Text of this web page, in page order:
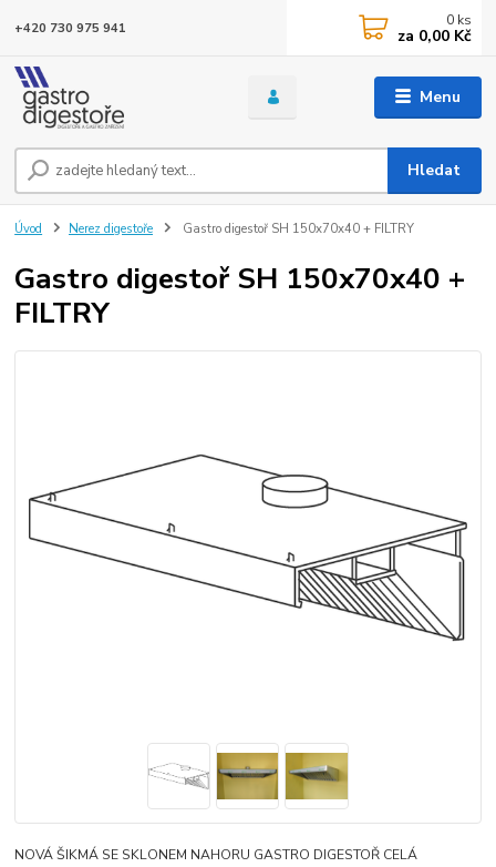
Menu
Hledat
+420 730 975 941 0 ks
za 0,00 Kč
Úvod Nerez digestoře Gastro digestoř SH 150x70x40 + FILTRY
Gastro digestoř SH 150x70x40 +
FILTRY
NOVÁ ŠIKMÁ SE SKLONEM NAHORU GASTRO DIGESTOŘ CELÁ